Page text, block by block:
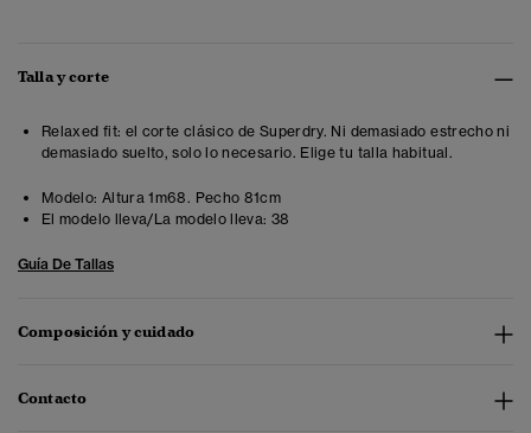
Talla y corte
Relaxed fit: el corte clásico de Superdry. Ni demasiado estrecho ni
demasiado suelto, solo lo necesario. Elige tu talla habitual.
Modelo: Altura 1m68. Pecho 81cm
El modelo lleva/La modelo lleva: 38
Guía De Tallas
Composición y cuidado
Contacto